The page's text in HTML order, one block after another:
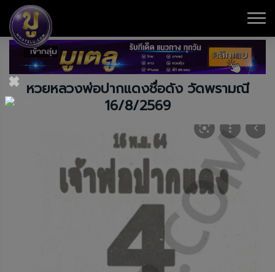
หวยหลวงพ่อปากแดงชื่อดัง วัดพรามณี
16/8/2569
×